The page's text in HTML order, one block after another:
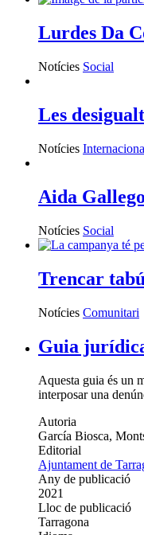
Lurdes Da
Notícies Social
Les
Notícies
Aida
Notícies Social
Trencar
Notícies Comunitari
Guia
Aquesta guia és un
interposar una
Autoria
García Biosca,
Editorial
Ajuntament de
Any de publicació
2021
Lloc de publicació
Tarragona